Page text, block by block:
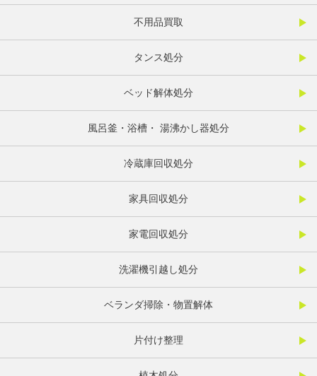
不用品買取
タンス処分
ベッド解体処分
風呂釜・浴槽・ 湯沸かし器処分
冷蔵庫回収処分
家具回収処分
家電回収処分
洗濯機引越し処分
ベランダ掃除・物置解体
片付け整理